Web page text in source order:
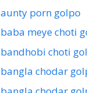
aunty porn golpo
baba meye choti
bandhobi choti
bangla chodar